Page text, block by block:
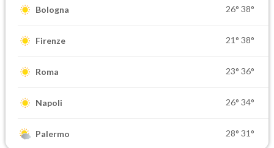
Bologna 26° 38°
Firenze 21° 38°
Roma 23° 36°
Napoli 26° 34°
Palermo 28° 31°